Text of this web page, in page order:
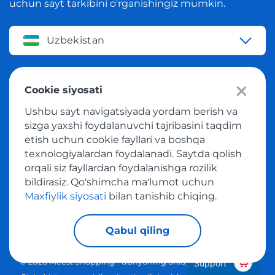
uchun sayt tarkibini o'rganishingiz mumkin.
Uzbekistan
Tilni o'zgartirish
O'zbek
Bizning ijtimoiy tarmoqlarimiz
© 2026 Meest Shopping - dunyoning onlayn-do'konlaridan
Cookie siyosati
Ushbu sayt navigatsiyada yordam berish va
sizga yaxshi foydalanuvchi tajribasini taqdim
etish uchun cookie fayllari va boshqa
texnologiyalardan foydalanadi. Saytda qolish
orqali siz fayllardan foydalanishga rozilik
bildirasiz. Qo'shimcha ma'lumot uchun
Maxfiylik siyosati bilan tanishib chiqing.
Qabul qiling
Support